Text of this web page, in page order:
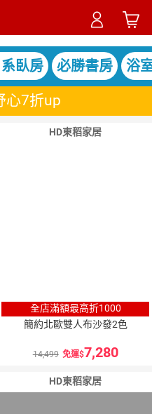
系臥房 必勝書房 浴
心7折up
HD東稻家居
全店滿額最高折1000
簡約北歐雙人布沙發2色
14,499 免運 7,280
HD東稻家居